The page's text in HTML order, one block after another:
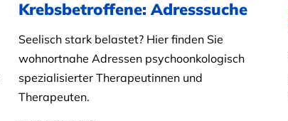
Krebsbetroffene: Adresssuche
Seelisch stark belastet? Hier finden Sie
wohnortnahe Adressen psychoonkologisch
spezialisierter Therapeutinnen und
Therapeuten.